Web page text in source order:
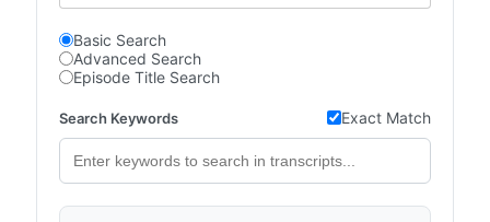
Basic Search
Advanced Search
Episode Title Search
Search Keywords Exact Match